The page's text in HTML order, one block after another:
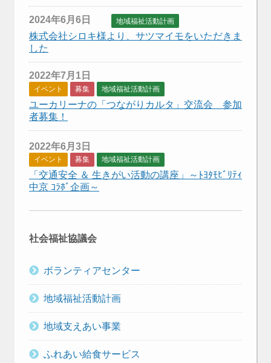
2024年6月6日 地域福祉活動計画
株式会社シロキ様より、サツマイモをいただきま
した
2022年7月1日
イベント 募集 地域福祉活動計画
ユーカリーナの「つながりカルタ」交流会 参加
者募集！
2022年6月3日
イベント 募集 地域福祉活動計画
「交通安全 ＆ 生きがい活動の講座」～ﾄﾖﾀﾓﾋﾞﾘﾃｨ
中京 ｺﾗﾎﾞ企画～
社会福祉協議会
ボランティアセンター
地域福祉活動計画
地域支えあい事業
ふれあい給食サービス